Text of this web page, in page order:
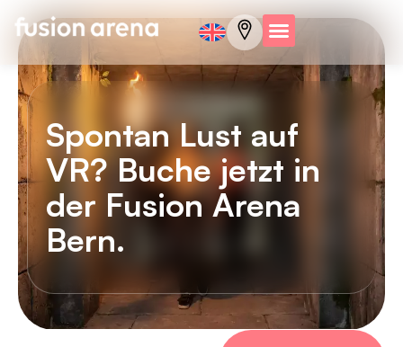
Spontan Lust auf
VR? Buche jetzt in
der Fusion Arena
Bern.